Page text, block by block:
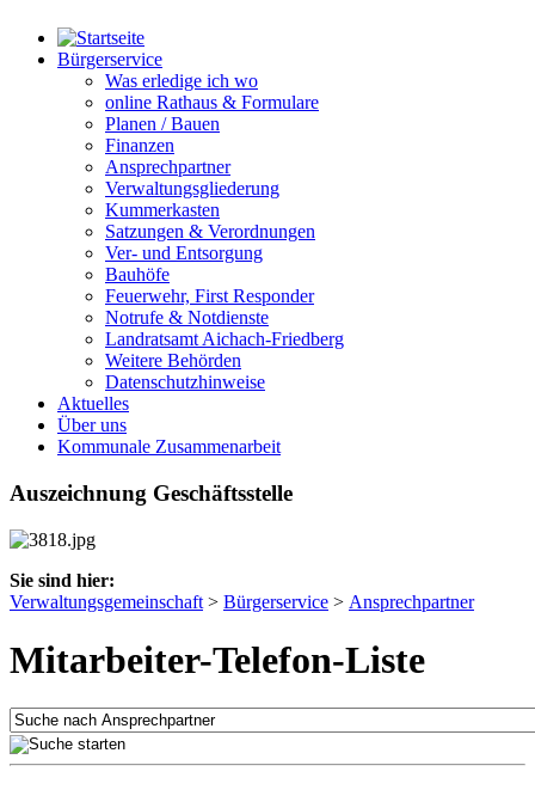
Bürgerservice
Was erledige ich wo
online Rathaus & Formulare
Planen / Bauen
Finanzen
Ansprechpartner
Verwaltungsgliederung
Kummerkasten
Satzungen & Verordnungen
Ver- und Entsorgung
Bauhöfe
Feuerwehr, First Responder
Notrufe & Notdienste
Landratsamt Aichach-Friedberg
Weitere Behörden
Datenschutzhinweise
Aktuelles
Über uns
Kommunale Zusammenarbeit
Auszeichnung Geschäftsstelle
Sie sind hier:
Verwaltungsgemeinschaft > Bürgerservice > Ansprechpartner
Mitarbeiter-Telefon-Liste